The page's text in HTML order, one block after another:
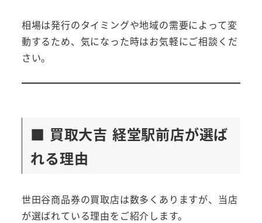
相場は発行のタイミングや地域の需要によって変
動するため、気になった時はお気軽にご相談くだ
さい。
■ 買取大吉 経堂駅前店が選ば
れる理由
世田谷商品券の買取店は数多くありますが、当店
が選ばれている理由をご紹介します。